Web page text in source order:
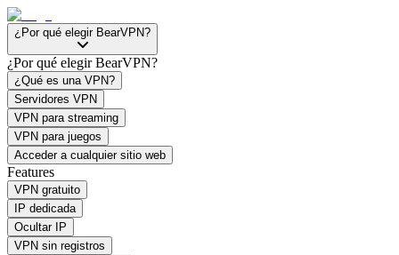
¿Por qué elegir BearVPN?
¿Por qué elegir BearVPN?
¿Qué es una VPN?
Servidores VPN
VPN para streaming
VPN para juegos
Acceder a cualquier sitio web
Features
VPN gratuito
IP dedicada
Ocultar IP
VPN sin registros